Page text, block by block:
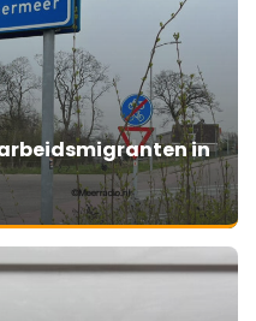
in